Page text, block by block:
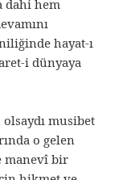
dahi hem
hayat-ı
i dünyaya
musibet
o gelen
manevî bir